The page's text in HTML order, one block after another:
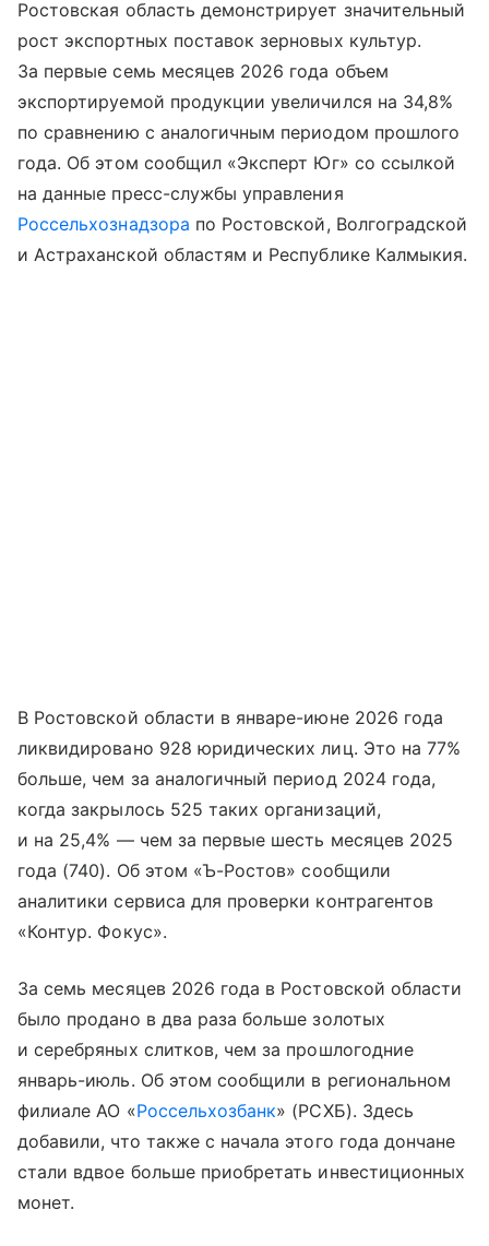
Ростовская область демонстрирует значительный
рост экспортных поставок зерновых культур.
За первые семь месяцев 2026 года объем
экспортируемой продукции увеличился на 34,8%
по сравнению с аналогичным периодом прошлого
года. Об этом сообщил «Эксперт Юг» со ссылкой
на данные пресс-службы управления
Россельхознадзора по Ростовской, Волгоградской
и Астраханской областям и Республике Калмыкия.
В Ростовской области в январе-июне 2026 года
ликвидировано 928 юридических лиц. Это на 77%
больше, чем за аналогичный период 2024 года,
когда закрылось 525 таких организаций,
и на 25,4% — чем за первые шесть месяцев 2025
года (740). Об этом «Ъ-Ростов» сообщили
аналитики сервиса для проверки контрагентов
«Контур. Фокус».
За семь месяцев 2026 года в Ростовской области
было продано в два раза больше золотых
и серебряных слитков, чем за прошлогодние
январь-июль. Об этом сообщили в региональном
филиале АО «Россельхозбанк» (РСХБ). Здесь
добавили, что также с начала этого года дончане
стали вдвое больше приобретать инвестиционных
монет.